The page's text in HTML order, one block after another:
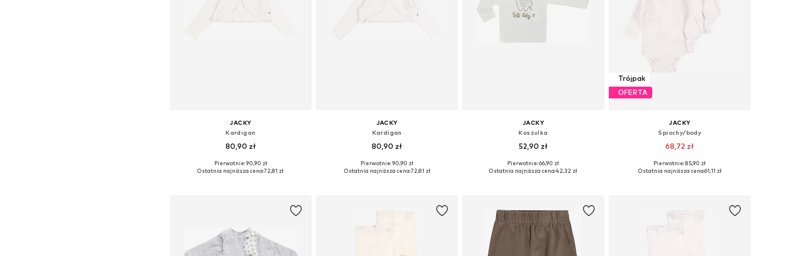
JACKY
Kardigan
80,90 zł
Dostępne w różnych rozmiarach
Pierwotnie: 90,90 zł
Ostatnia najniższa cena:72,81 zł
JACKY
Kardigan
80,90 zł
Dostępne rozmiary: 68, 74, 80, 92, 104, 116
Pierwotnie: 90,90 zł
Ostatnia najniższa cena:72,81 zł
JACKY
Koszulka
52,90 zł
Dostępne rozmiary: 50, 56, 62, 68, 74
Pierwotnie: 66,90 zł
Ostatnia najniższa cena:42,32 zł
Trójpak
OFERTA
JACKY
Śpiochy/body
68,72 zł
Dostępne rozmiary: 56, 74, 80, 86, 92
Pierwotnie: 85,90 zł
Ostatnia najniższa cena:61,11 zł